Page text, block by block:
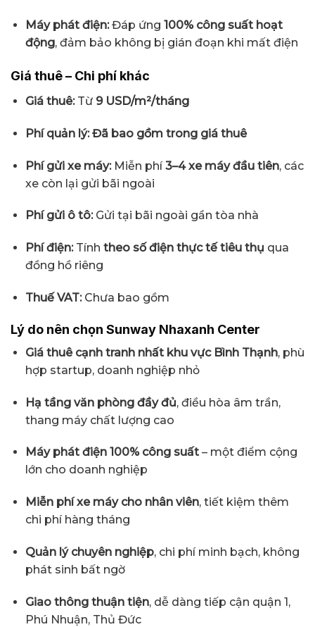
Máy phát điện:Đáp ứng 100% công suất hoạt
động, đảm bảo không bị gián đoạn khi mất điện
Giá thuê – Chi phí khác
Giá thuê:Từ 9 USD/m²/tháng
Phí quản lý: Đã bao gồm trong giá thuê
Phí gửi xe máy:Miễn phí3–4 xe máy đầu tiên, các
xe còn lại gửi bãi ngoài
Phí gửi ô tô:Gửi tại bãi ngoài gần tòa nhà
Phí điện:Tính theo số điện thực tế tiêu thụ qua
đồng hồ riêng
Thuế VAT:Chưa bao gồm
Lý do nên chọn Sunway Nhaxanh Center
Giá thuê cạnh tranh nhất khu vực Bình Thạnh, phù
hợp startup, doanh nghiệp nhỏ
Hạ tầng văn phòng đầy đủ, điều hòa âm trần,
thang máy chất lượng cao
Máy phát điện 100% công suất– một điểm cộng
lớn cho doanh nghiệp
Miễn phí xe máy cho nhân viên, tiết kiệm thêm
chi phí hàng tháng
Quản lý chuyên nghiệp, chi phí minh bạch, không
phát sinh bất ngờ
Giao thông thuận tiện, dễ dàng tiếp cận quận 1,
Phú Nhuận, Thủ Đức